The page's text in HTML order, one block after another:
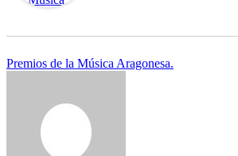
Navegación
entradas
Premios de la Música Aragonesa.